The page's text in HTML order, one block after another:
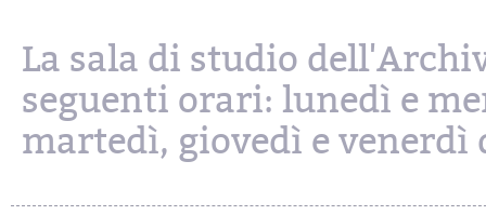
La sala di studio
seguenti orari: lunedì e
martedì, giovedì e venerdì